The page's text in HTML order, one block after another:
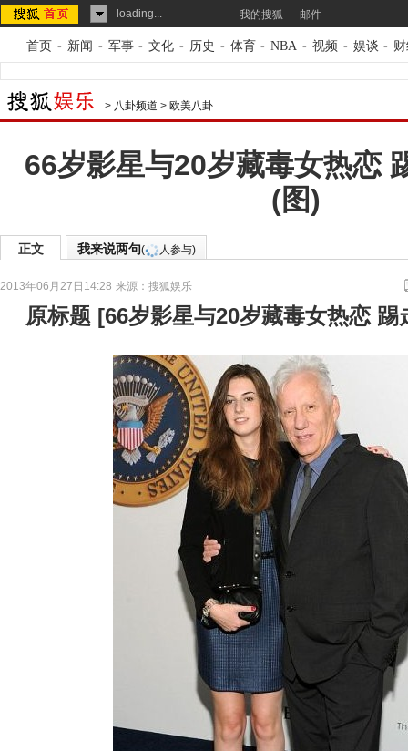
loading... 我的搜狐 邮件
首页 - 新闻 - 军事 - 文化 - 历史 - 体育 - NBA - 视频 - 娱谈 -
> 八卦频道 > 欧美八卦
66岁影星与20岁藏毒女热恋
(图)
正文 我来说两句( 人参与)
2013年06月27日14:28 来源： 搜狐娱乐
原标题 [66岁影星与20岁藏毒女热恋 踢